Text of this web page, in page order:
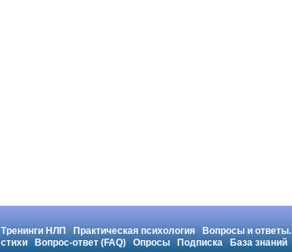
Тренинги НЛП Практическая психология Вопросы и ответы.
стихи
Вопрос-ответ (FAQ) Опросы Подписка База знаний